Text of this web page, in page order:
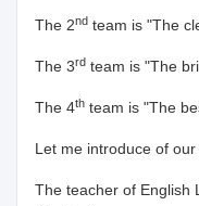
The 2nd team is "The
The 3rd team is "The
The 4th team is "The
Let me introduce of our
The teacher of English